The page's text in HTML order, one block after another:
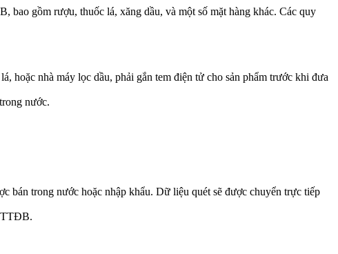
gồm rượu, thuốc lá, xăng dầu, và một số mặt hàng khác. Các quy
hoặc nhà máy lọc dầu, phải gắn tem điện tử cho sản phẩm trước khi đưa
nước.
bán trong nước hoặc nhập khẩu. Dữ liệu quét sẽ được chuyển trực tiếp
TTĐB.